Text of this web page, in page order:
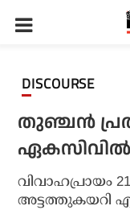
DISCOURSE
തുഞ്ചന്‍
വിവാഹപ്രായം
അട്ടത്തുകയറി